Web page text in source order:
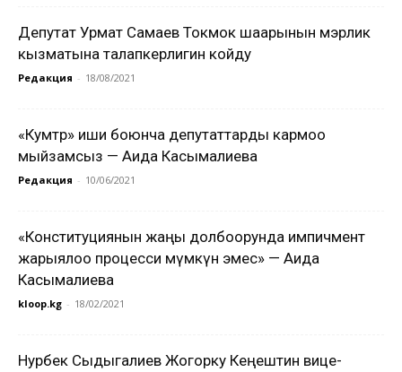
Депутат Урмат Самаев Токмок шаарынын мэрлик
кызматына талапкерлигин койду
Редакция - 18/08/2021
«Кумтөр» иши боюнча депутаттарды кармоо
мыйзамсыз — Аида Касымалиева
Редакция - 10/06/2021
«Конституциянын жаңы долбоорунда импичмент
жарыялоо процесси мүмкүн эмес» — Аида
Касымалиева
kloop.kg - 18/02/2021
Нурбек Сыдыгалиев Жогорку Кеңештин вице-